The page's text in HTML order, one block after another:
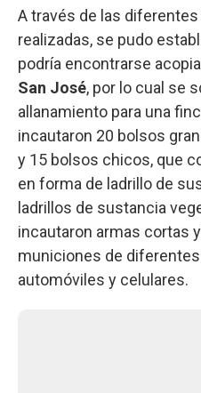
A través de las
realizadas, se pudo
podría encontrarse
San José, por lo cual se
allanamiento para una
incautaron 20 bolsos
y 15 bolsos chicos, que
en forma de ladrillo de
ladrillos de sustancia
incautaron armas cortas
municiones de
automóviles y celulares.